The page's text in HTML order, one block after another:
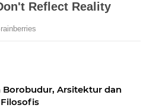
Borobudur, Arsitektur dan